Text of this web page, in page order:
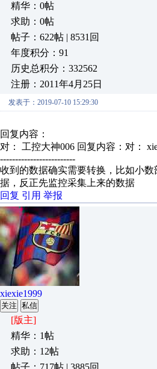
精华：0帖
求助：0帖
帖子：622帖 | 8531回
年度积分：91
历史总积分：332562
注册：2011年4月25日
发表于：2019-07-10 15:29:30
回复内容：
对： 工控大神006 回复内容：对：
-------------------------
收到的数据确实需要转换，比如小
据，反正先监控采集上来的数据
回复 引用 举报
xiexie1999
关注 私信
[版主]
精华：1帖
求助：12帖
帖子：717帖 | 3885回